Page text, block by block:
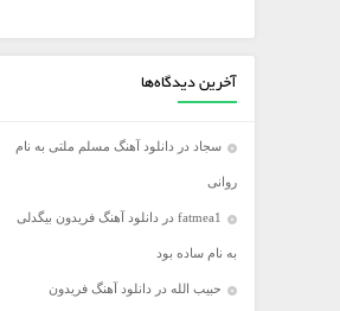
محسن ابراهیم زاده
محسن چاووشی
محمد رضا گلزار
محمد علیزاده
مرتضی اشرفی
مرتضی سرمدی
مهدی جهانی
آخرین دیدگاه‌ها
سجاد در دانلود آهنگ مسلم ملتی به نام
روانی
fatmea1 در دانلود آهنگ فریدون بیگدلی
به نام ساده بود
حبیب الله در دانلود آهنگ فریدون